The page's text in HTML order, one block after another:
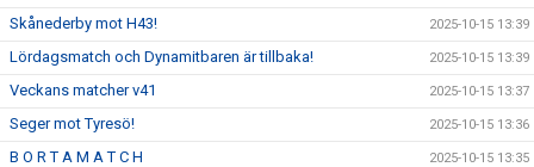
Skånederby mot H43! 2025-10-15 13:39
Lördagsmatch och Dynamitbaren är tillbaka! 2025-10-15 13:39
Veckans matcher v41 2025-10-15 13:37
Seger mot Tyresö! 2025-10-15 13:36
B O R T A M A T C H 2025-10-15 13:35